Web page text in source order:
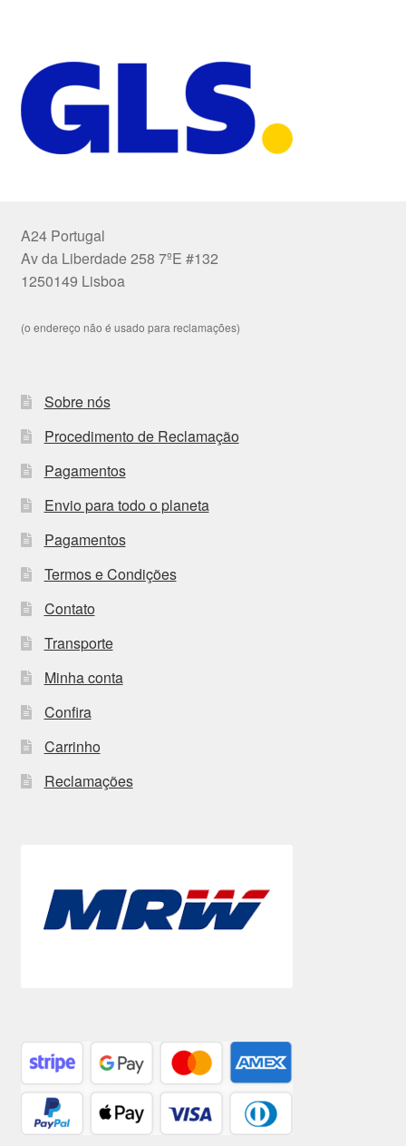
A24 Portugal
Av da Liberdade 258 7ºE #132
1250149 Lisboa
(o endereço não é usado para reclamações)
Sobre nós
Procedimento de Reclamação
Pagamentos
Envio para todo o planeta
Pagamentos
Termos e Condições
Contato
Transporte
Minha conta
Confira
Carrinho
Reclamações